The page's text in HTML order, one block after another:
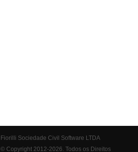
Fiorilli Sociedade Civil Software LTDA
© Copyright 2012-2026. Todos os Direitos